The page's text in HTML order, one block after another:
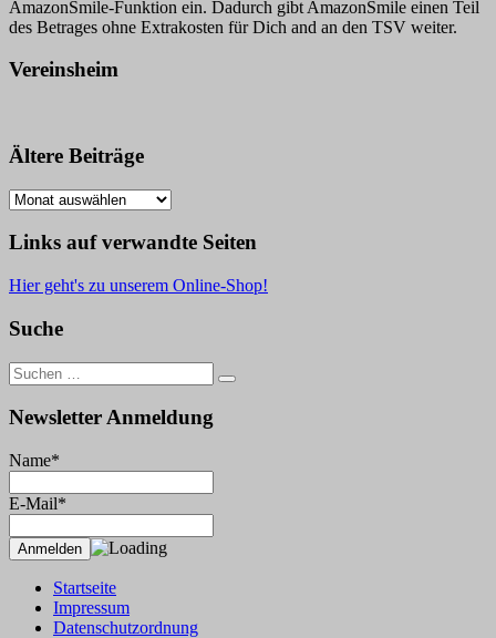
AmazonSmile-Funktion ein. Dadurch gibt AmazonSmile einen Teil
des Betrages ohne Extrakosten für Dich and an den TSV weiter.
Vereinsheim
Ältere Beiträge
Ältere
Links auf verwandte Seiten
Hier geht's zu unserem Online-Shop!
Suche
Suche
nach:
Newsletter Anmeldung
Name*
E-Mail*
Startseite
Impressum
Datenschutzordnung